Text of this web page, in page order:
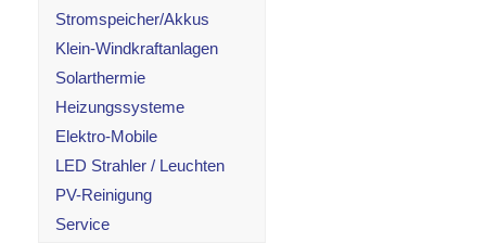
Stromspeicher/Akkus
Klein-Windkraftanlagen
Solarthermie
Heizungssysteme
Elektro-Mobile
LED Strahler / Leuchten
PV-Reinigung
Service